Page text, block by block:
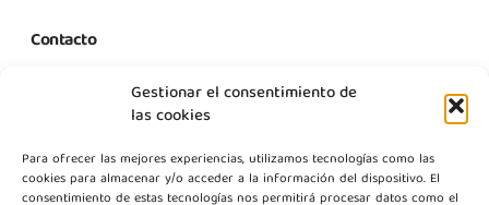
Gestionar el consentimiento de
las cookies
Para ofrecer las mejores experiencias, utilizamos tecnologías como las
cookies para almacenar y/o acceder a la información del dispositivo. El
consentimiento de estas tecnologías nos permitirá procesar datos como el
Contacto
C. Margarita Nelken, 12, Nave 2, Modulo 1, Pol Prologics, 28830
+34 915 916 113
+34 744 667 846